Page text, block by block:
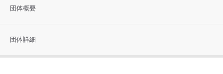
団体概要
団体詳細